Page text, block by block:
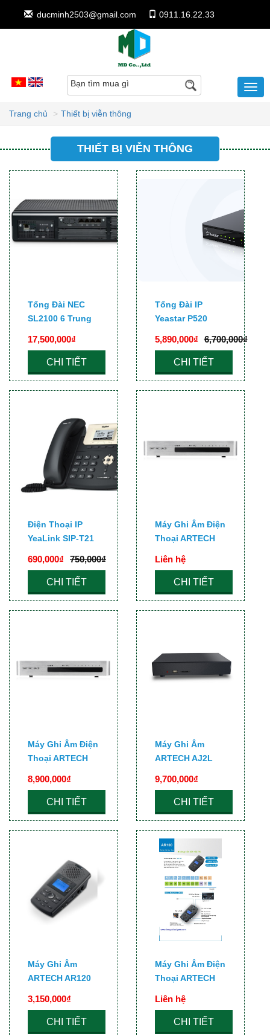
ducminh2503@gmail.com 0911.16.22.33
Bạn tìm mua gì
Trang chủ Thiết bị viễn thông
THIẾT BỊ VIỄN THÔNG
Tổng Đài NEC
SL2100 6 Trung
Nhánh
17,500,000₫
CHI TIẾT
Tổng Đài IP
Yeastar P520
5,890,000₫ 6,700,000₫
CHI TIẾT
Điện Thoại IP
YeaLink SIP-T21
690,000₫ 750,000₫
CHI TIẾT
Máy Ghi Âm Điện
Thoại ARTECH
Liên hệ
CHI TIẾT
Máy Ghi Âm Điện
Thoại ARTECH
8,900,000₫
CHI TIẾT
Máy Ghi Âm
ARTECH AJ2L
9,700,000₫
CHI TIẾT
Máy Ghi Âm
ARTECH AR120
3,150,000₫
CHI TIẾT
Máy Ghi Âm Điện
Thoại ARTECH
Liên hệ
CHI TIẾT